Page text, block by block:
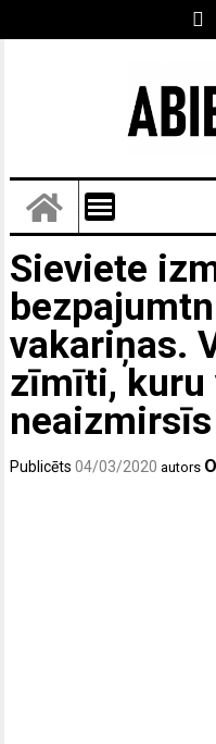
Sieviete
vakariņas.
zīmīti, kuru
neaizmirsīs
Publicēts04/03/2020 autors